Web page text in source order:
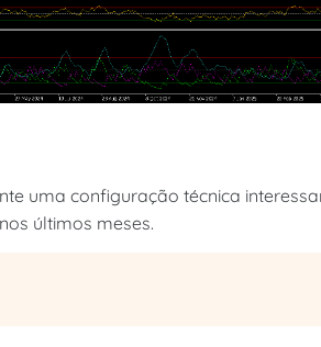
uma configuração técnica
últimos meses.